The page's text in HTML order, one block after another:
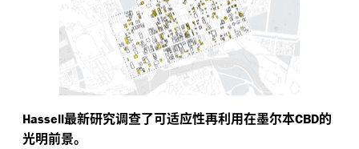
Hassell最新研究调查了可适应性再利用在墨尔本CBD的
光明前景。